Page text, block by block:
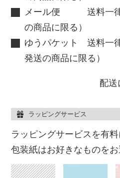
メール便 送料一律
の商品に限る）
ゆうパケット 送料一
発送の商品に限る）
配送
ラッピングサービス
ラッピングサービスを有料
包装紙はお好きなものをお